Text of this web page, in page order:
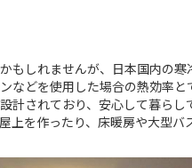
もしれませんが、日本国内の
どを使用した場合の熱効率と
されており、安心して暮らし
上を作ったり、床暖房や大型